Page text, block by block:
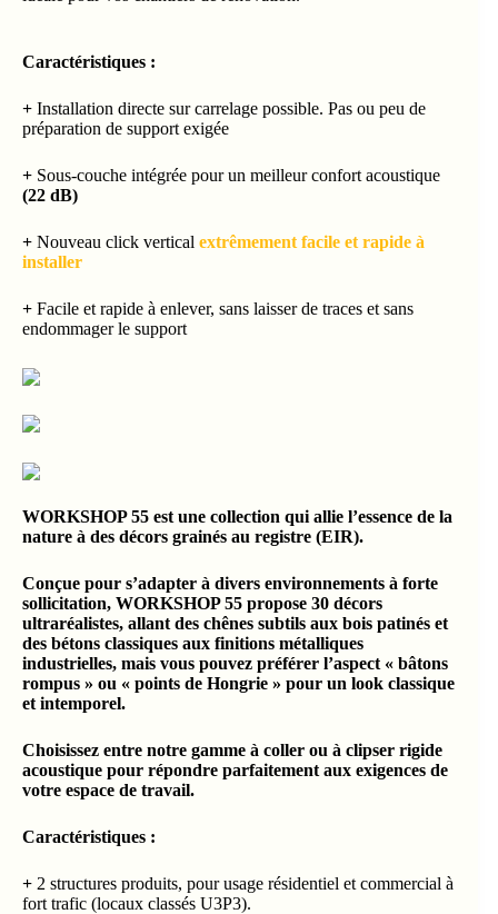
Caractéristiques :
+ Installation directe sur carrelage possible. Pas ou peu de
préparation de support exigée
+ Sous-couche intégrée pour un meilleur confort acoustique
(22 dB)
+ Nouveau click vertical extrêmement facile et rapide à
installer
+ Facile et rapide à enlever, sans laisser de traces et sans
endommager le support
WORKSHOP 55 est une collection qui allie l’essence de la
nature à des décors grainés au registre (EIR).
Conçue pour s’adapter à divers environnements à forte
sollicitation, WORKSHOP 55 propose 30 décors
ultraréalistes, allant des chênes subtils aux bois patinés et
des bétons classiques aux finitions métalliques
industrielles, mais vous pouvez préférer l’aspect « bâtons
rompus » ou « points de Hongrie » pour un look classique
et intemporel.
Choisissez entre notre gamme à coller ou à clipser rigide
acoustique pour répondre parfaitement aux exigences de
votre espace de travail.
Caractéristiques :
+ 2 structures produits, pour usage résidentiel et commercial à
fort trafic (locaux classés U3P3).